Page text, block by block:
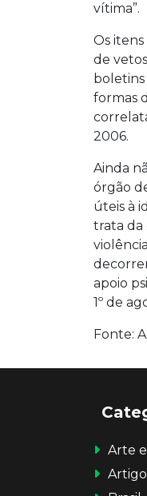
vítima”.
Os
de
boletins
formas
2006.
Ainda
órgão
úteis à
trata da
apoio
1º de
Fonte:
Arte
Artigo